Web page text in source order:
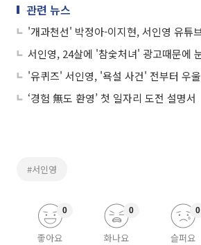
관련 뉴스
‘경험 無도 환영’ 첫 일자리 도전 설명서
#서인영
좋아요
0
화나요
0
슬퍼요
0